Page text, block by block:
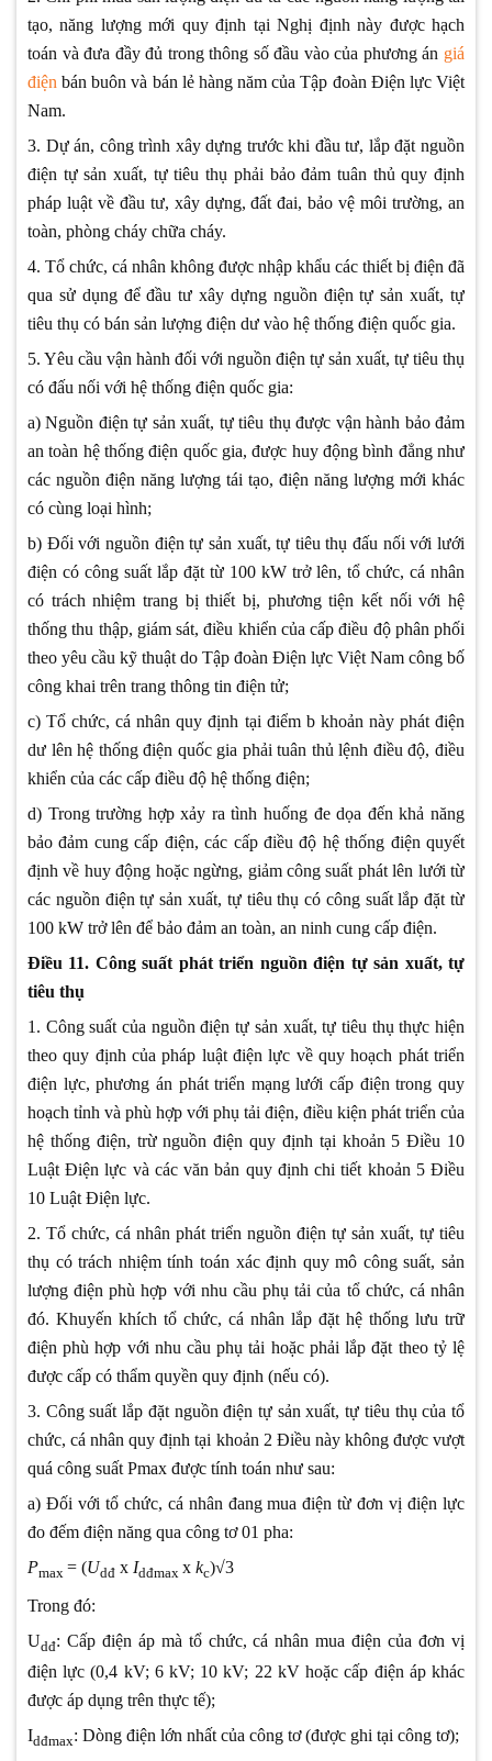
tạo, năng lượng mới quy định tại Nghị định này được hạch
toán và đưa đầy đủ trong thông số đầu vào của phương án giá
điện bán buôn và bán lẻ hàng năm của Tập đoàn Điện lực Việt
Nam.
3. Dự án, công trình xây dựng trước khi đầu tư, lắp đặt nguồn
điện tự sản xuất, tự tiêu thụ phải bảo đảm tuân thủ quy định
pháp luật về đầu tư, xây dựng, đất đai, bảo vệ môi trường, an
toàn, phòng cháy chữa cháy.
4. Tổ chức, cá nhân không được nhập khẩu các thiết bị điện đã
qua sử dụng để đầu tư xây dựng nguồn điện tự sản xuất, tự
tiêu thụ có bán sản lượng điện dư vào hệ thống điện quốc gia.
5. Yêu cầu vận hành đối với nguồn điện tự sản xuất, tự tiêu thụ
có đấu nối với hệ thống điện quốc gia:
a) Nguồn điện tự sản xuất, tự tiêu thụ được vận hành bảo đảm
an toàn hệ thống điện quốc gia, được huy động bình đẳng như
các nguồn điện năng lượng tái tạo, điện năng lượng mới khác
có cùng loại hình;
b) Đối với nguồn điện tự sản xuất, tự tiêu thụ đấu nối với lưới
điện có công suất lắp đặt từ 100 kW trở lên, tổ chức, cá nhân
có trách nhiệm trang bị thiết bị, phương tiện kết nối với hệ
thống thu thập, giám sát, điều khiển của cấp điều độ phân phối
theo yêu cầu kỹ thuật do Tập đoàn Điện lực Việt Nam công bố
công khai trên trang thông tin điện tử;
c) Tổ chức, cá nhân quy định tại điểm b khoản này phát điện
dư lên hệ thống điện quốc gia phải tuân thủ lệnh điều độ, điều
khiển của các cấp điều độ hệ thống điện;
d) Trong trường hợp xảy ra tình huống đe dọa đến khả năng
bảo đảm cung cấp điện, các cấp điều độ hệ thống điện quyết
định về huy động hoặc ngừng, giảm công suất phát lên lưới từ
các nguồn điện tự sản xuất, tự tiêu thụ có công suất lắp đặt từ
100 kW trở lên để bảo đảm an toàn, an ninh cung cấp điện.
Điều 11. Công suất phát triển nguồn điện tự sản xuất, tự
tiêu thụ
1. Công suất của nguồn điện tự sản xuất, tự tiêu thụ thực hiện
theo quy định của pháp luật điện lực về quy hoạch phát triển
điện lực, phương án phát triển mạng lưới cấp điện trong quy
hoạch tỉnh và phù hợp với phụ tải điện, điều kiện phát triển của
hệ thống điện, trừ nguồn điện quy định tại khoản 5 Điều 10
Luật Điện lực và các văn bản quy định chi tiết khoản 5 Điều
10 Luật Điện lực.
2. Tổ chức, cá nhân phát triển nguồn điện tự sản xuất, tự tiêu
thụ có trách nhiệm tính toán xác định quy mô công suất, sản
lượng điện phù hợp với nhu cầu phụ tải của tổ chức, cá nhân
đó. Khuyến khích tổ chức, cá nhân lắp đặt hệ thống lưu trữ
điện phù hợp với nhu cầu phụ tải hoặc phải lắp đặt theo tỷ lệ
được cấp có thẩm quyền quy định (nếu có).
3. Công suất lắp đặt nguồn điện tự sản xuất, tự tiêu thụ của tổ
chức, cá nhân quy định tại khoản 2 Điều này không được vượt
quá công suất Pmax được tính toán như sau:
a) Đối với tổ chức, cá nhân đang mua điện từ đơn vị điện lực
đo đếm điện năng qua công tơ 01 pha:
Pmax = (Udđ x Idđmax x kc)√3
Trong đó:
Udđ: Cấp điện áp mà tổ chức, cá nhân mua điện của đơn vị
điện lực (0,4 kV; 6 kV; 10 kV; 22 kV hoặc cấp điện áp khác
được áp dụng trên thực tế);
Idđmax: Dòng điện lớn nhất của công tơ (được ghi tại công tơ);